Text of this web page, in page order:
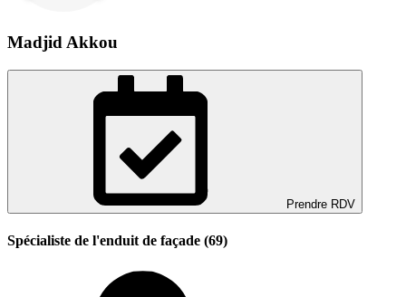
Madjid Akkou
Prendre RDV
Spécialiste de l'enduit de façade (69)